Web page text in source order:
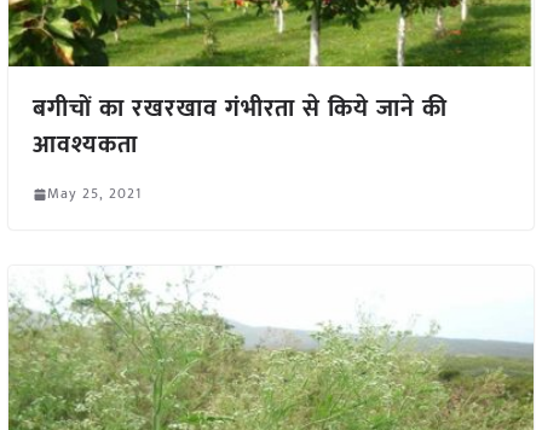
बगीचों का रखरखाव गंभीरता से किये जाने की
आवश्यकता
May 25, 2021